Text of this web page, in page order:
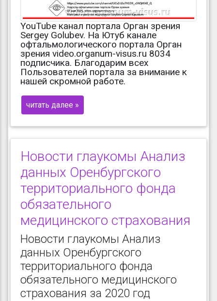
YouTube канал портала Орган зрения
Sergey Golubev. На Ютуб канале
офтальмологического портала Орган
зрения video.organum-visus.ru 8034
подписчика. Благодарим всех
Пользователей портала за внимание к
нашей скромной работе.
читать далее »
Новости глаукомы Анализ
данных Оренбургского
территориального фонда
обязательного
медицинского страхования
Новости глаукомы Анализ
данных Оренбургского
территориального фонда
обязательного медицинского
страхования за 2020 год